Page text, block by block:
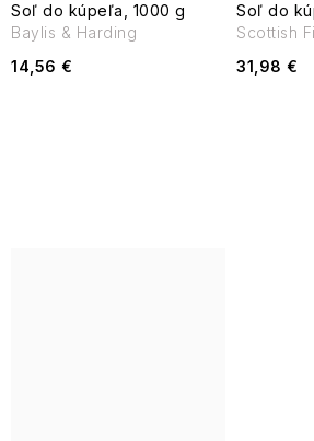
Soľ do kúpeľa, 1000 g
14,56 €
Baylis & Harding
Soľ do
31,98 €
Scottish